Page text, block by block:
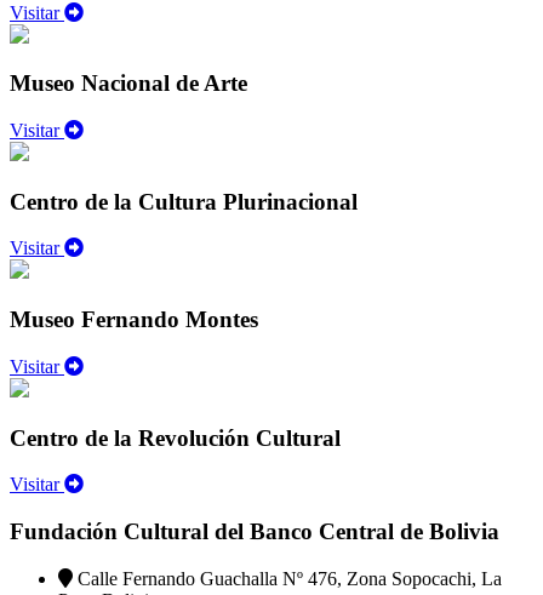
Visitar
Museo Nacional de Arte
Visitar
Centro de la Cultura Plurinacional
Visitar
Museo Fernando Montes
Visitar
Centro de la Revolución Cultural
Visitar
Fundación Cultural del Banco Central de Bolivia
Calle Fernando Guachalla Nº 476, Zona Sopocachi, La